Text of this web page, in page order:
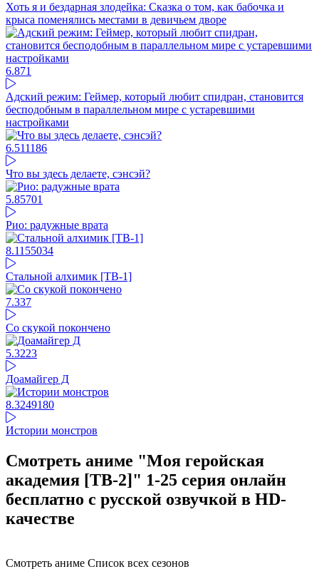
Хоть я и бездарная злодейка: Сказка о том, как бабочка и
крыса поменялись местами в девичьем дворе
6.871
Адский режим: Геймер, который любит спидран, становится
бесподобным в параллельном мире с устаревшими
настройками
6.511186
Что вы здесь делаете, сэнсэй?
5.85701
Рио: радужные врата
8.11 55034
Стальной алхимик [ТВ-1]
7.337
Со скукой покончено
5.3223
Доамайгер Д
8.3249180
Истории монстров
Смотреть аниме "Моя геройская
академия [ТВ-2]" 1-25 серия онлайн
бесплатно с русской озвучкой в HD-
качестве
Смотреть аниме Список всех сезонов